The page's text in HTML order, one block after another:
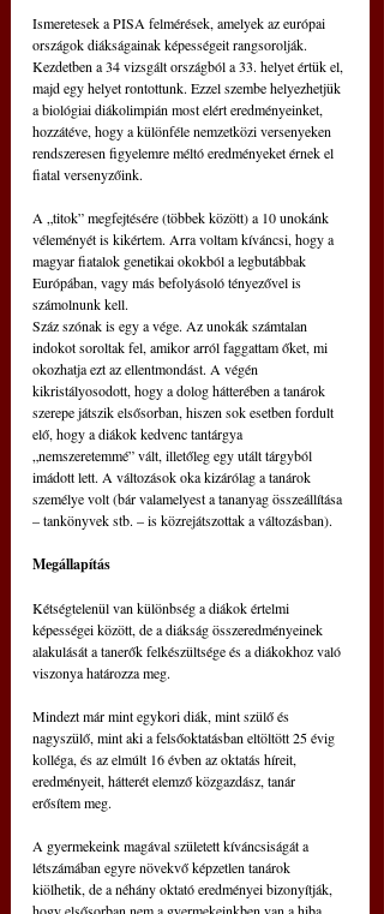
Ismeretesek a PISA felmérések, amelyek az európai
országok diákságainak képességeit rangsorolják.
Kezdetben a 34 vizsgált országból a 33. helyet értük el,
majd egy helyet rontottunk. Ezzel szembe helyezhetjük
a biológiai diákolimpián most elért eredményeinket,
hozzátéve, hogy a különféle nemzetközi versenyeken
rendszeresen figyelemre méltó eredményeket érnek el
fiatal versenyzőink.
A „titok” megfejtésére (többek között) a 10 unokánk
véleményét is kikértem. Arra voltam kíváncsi, hogy a
magyar fiatalok genetikai okokból a legbutábbak
Európában, vagy más befolyásoló tényezővel is
számolnunk kell.
Száz szónak is egy a vége. Az unokák számtalan
indokot soroltak fel, amikor arról faggattam őket, mi
okozhatja ezt az ellentmondást. A végén
kikristályosodott, hogy a dolog hátterében a tanárok
szerepe játszik elsősorban, hiszen sok esetben fordult
elő, hogy a diákok kedvenc tantárgya
„nemszeretemmé” vált, illetőleg egy utált tárgyból
imádott lett. A változások oka kizárólag a tanárok
személye volt (bár valamelyest a tananyag összeállítása
– tankönyvek stb. – is közrejátszottak a változásban).
Megállapítás
Kétségtelenül van különbség a diákok értelmi
képességei között, de a diákság összeredményeinek
alakulását a tanerők felkészültsége és a diákokhoz való
viszonya határozza meg.
Mindezt már mint egykori diák, mint szülő és
nagyszülő, mint aki a felsőoktatásban eltöltött 25 évig
kolléga, és az elmúlt 16 évben az oktatás híreit,
eredményeit, hátterét elemző közgazdász, tanár
erősítem meg.
A gyermekeink magával született kíváncsiságát a
létszámában egyre növekvő képzetlen tanárok
kiölhetik, de a néhány oktató eredményei bizonyítják,
hogy elsősorban nem a gyermekeinkben van a hiba.